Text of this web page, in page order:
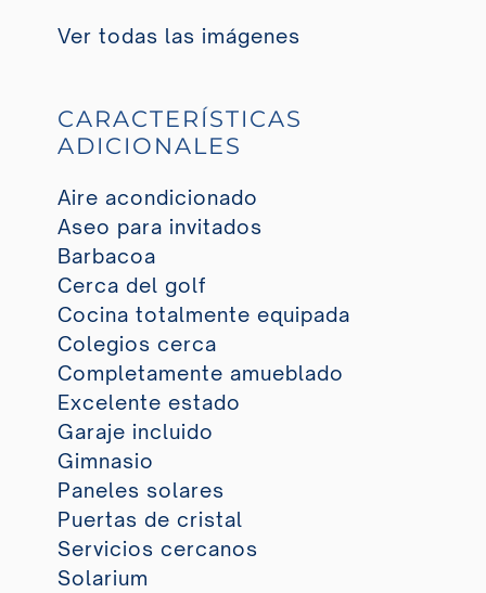
Ver todas las imágenes
CARACTERÍSTICAS
ADICIONALES
Aire acondicionado
Aseo para invitados
Barbacoa
Cerca del golf
Cocina totalmente equipada
Colegios cerca
Completamente amueblado
Excelente estado
Garaje incluido
Gimnasio
Paneles solares
Puertas de cristal
Servicios cercanos
Solarium